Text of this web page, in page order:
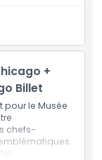
et se
pour les
!
+
Billet
pour le Musée
chefs-